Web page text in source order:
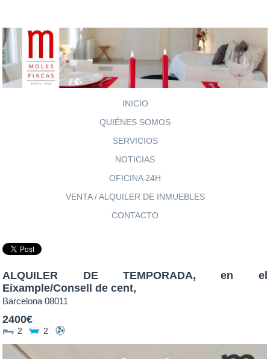
INICIO
QUIÉNES SOMOS
SERVICIOS
NOTICIAS
OFICINA 24H
VENTA / ALQUILER DE INMUEBLES
CONTACTO
ALQUILER DE TEMPORADA, en el
Eixample/Consell de cent,
Barcelona 08011
2400€
2 2